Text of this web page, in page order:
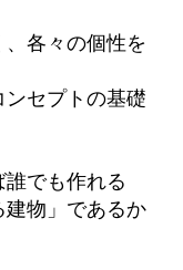
、各々の個性を
セプトの基礎
でも作れる
物」であるか